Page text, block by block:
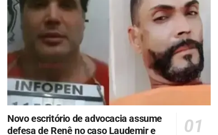
Novo escritório de advocacia assume
defesa de Renê no caso Laudemir e